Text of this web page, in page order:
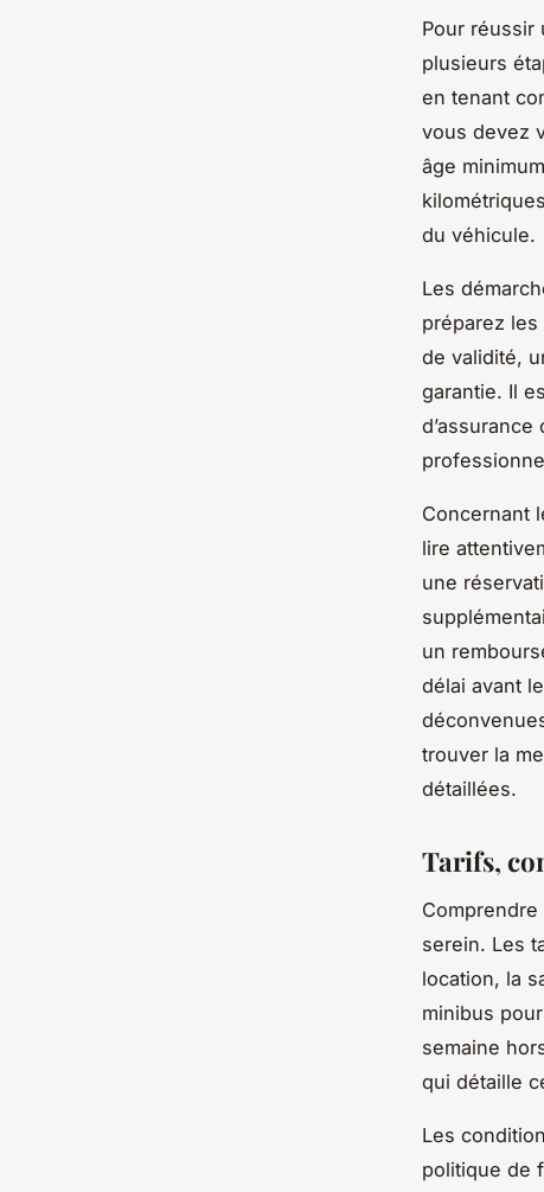
Pour réussir
plusieurs
en tenant
vous devez
âge
du véhicule.
Les
préparez
de validité,
garantie. Il
Concernant
lire
une
un
délai avant
trouver la
détaillées.
Tarifs,
serein. Les
location, la
minibus
semaine
qui détaille
Les
politique de